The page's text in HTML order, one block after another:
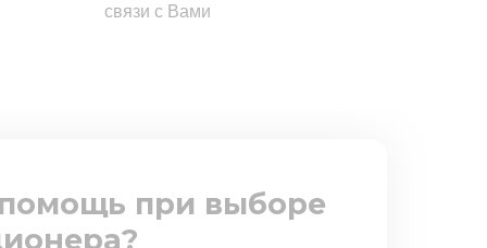
связи с Вами
при выборе